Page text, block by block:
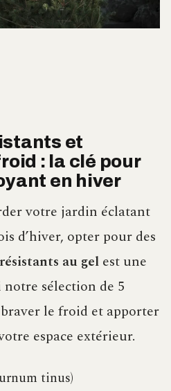
et
: la clé pour
en hiver
votre jardin éclatant
d’hiver, opter pour des
au gel est une
sélection de 5
le froid et apporter
espace extérieur.
tinus)